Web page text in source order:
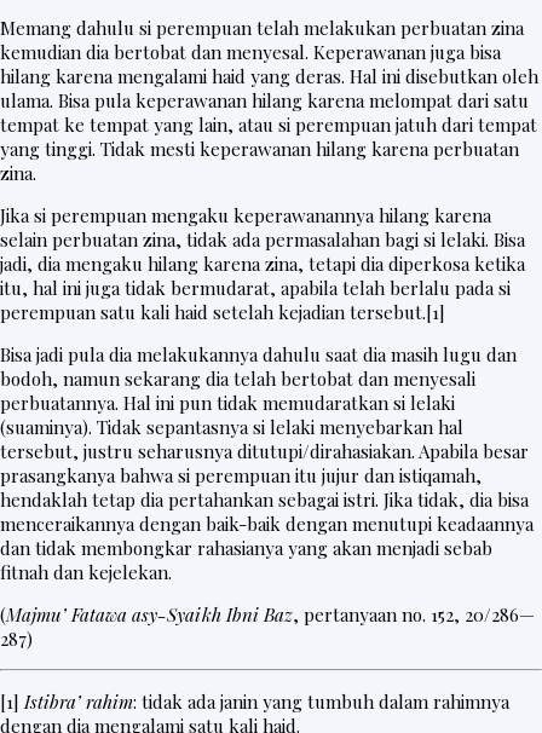
Memang dahulu si perempuan telah melakukan perbuatan zina
kemudian dia bertobat dan menyesal. Keperawanan juga bisa
hilang karena mengalami haid yang deras. Hal ini disebutkan oleh
ulama. Bisa pula keperawanan hilang karena melompat dari satu
tempat ke tempat yang lain, atau si perempuan jatuh dari tempat
yang tinggi. Tidak mesti keperawanan hilang karena perbuatan
zina.
Jika si perempuan mengaku keperawanannya hilang karena
selain perbuatan zina, tidak ada permasalahan bagi si lelaki. Bisa
jadi, dia mengaku hilang karena zina, tetapi dia diperkosa ketika
itu, hal ini juga tidak bermudarat, apabila telah berlalu pada si
perempuan satu kali haid setelah kejadian tersebut.[1]
Bisa jadi pula dia melakukannya dahulu saat dia masih lugu dan
bodoh, namun sekarang dia telah bertobat dan menyesali
perbuatannya. Hal ini pun tidak memudaratkan si lelaki
(suaminya). Tidak sepantasnya si lelaki menyebarkan hal
tersebut, justru seharusnya ditutupi/dirahasiakan. Apabila besar
prasangkanya bahwa si perempuan itu jujur dan istiqamah,
hendaklah tetap dia pertahankan sebagai istri. Jika tidak, dia bisa
menceraikannya dengan baik-baik dengan menutupi keadaannya
dan tidak membongkar rahasianya yang akan menjadi sebab
fitnah dan kejelekan.
(Majmu’ Fatawa asy-Syaikh Ibni Baz, pertanyaan no. 152, 20/286—
287)
[1] Istibra’ rahim: tidak ada janin yang tumbuh dalam rahimnya
dengan dia mengalami satu kali haid.